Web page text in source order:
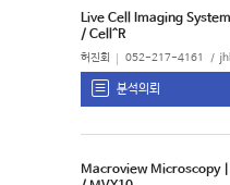
Live Cell Imaging System
/ Cell^R
허진회 052-217-4161
분석의뢰
Macroview Microscopy |